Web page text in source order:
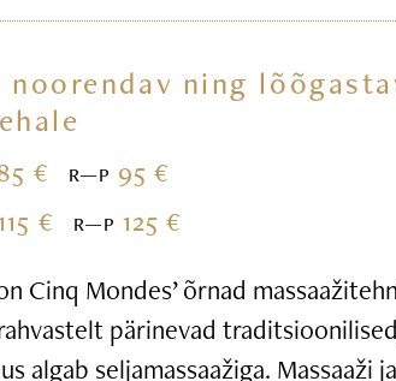
ning
€ R—P 95 €
€ R—P 125 €
Cinq Mondes’ õrnad
pärinevad
algab seljamassaažiga. Massaaži